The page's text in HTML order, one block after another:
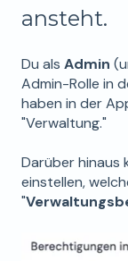
ansteht.
Du als Admin
Admin-Rolle in
haben in der
"Verwaltung."
Darüber hinaus
einstellen,
"